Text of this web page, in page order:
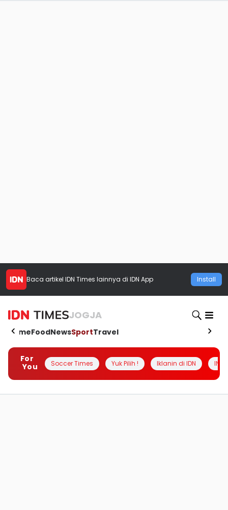
Baca artikel IDN Times lainnya di IDN App Install
JOGJA
HomeFoodNewsSportTravel
For
You
Soccer Times Yuk Pilih ! Iklanin di IDN